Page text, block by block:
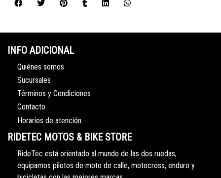
INFO ADICIONAL
Quiénes somos
Sucursales
Términos y Condiciones
Contacto
Horarios de atención
RIDETEC MOTOS & BIKE STORE
RideTec está orientado al mundo de las dos ruedas,
equipamos pilotos de moto de calle, motocross, enduro y